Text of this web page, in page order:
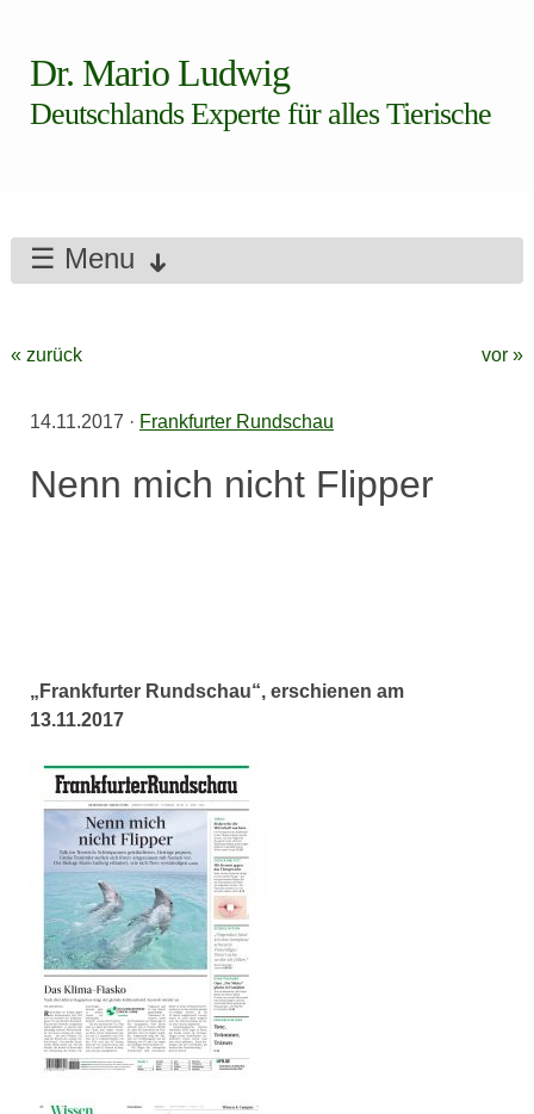
Dr. Mario Ludwig
Deutschlands Experte für alles Tierische
☰ Menu
« zurück vor »
14.11.2017 · Frankfurter Rundschau
Nenn mich nicht Flipper
„Frankfurter Rundschau“, erschienen am
13.11.2017